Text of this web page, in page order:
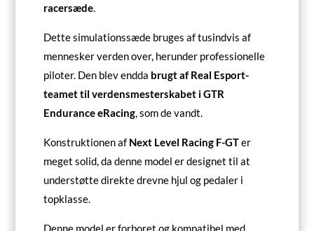
racersæde.
Dette simulationssæde bruges af tusindvis af
mennesker verden over, herunder professionelle
piloter. Den blev endda brugt af Real Esport-
teamet til verdensmesterskabet i GTR
Endurance eRacing, som de vandt.
Konstruktionen af Next Level Racing F-GTer
meget solid, da denne model er designet til at
understøtte direkte drevne hjul og pedaler i
topklasse.
Denne model er forboret og kompatibel med